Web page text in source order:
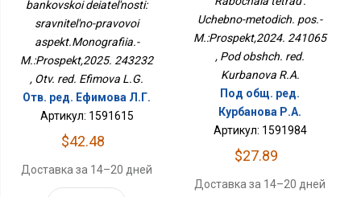
Аспект.Монография.-
М.:Проспект,2025.
243232
bankovskoi deiatel'nosti:
sravnitel'no-pravovoi
aspekt.Monografiia.-
M.:Prospekt,2025. 243232
, Otv. red. Efimova L.G.
Отв. ред. Ефимова Л.Г.
Артикул: 1591615
$42.48
Доставка за 14–20 дней
241065
Uchebno-metodich. pos.-
M.:Prospekt,2024. 241065
, Pod obshch. red.
Kurbanova R.A.
Под общ. ред.
Курбанова Р.А.
Артикул: 1591984
$27.89
Доставка за 14–20 дней